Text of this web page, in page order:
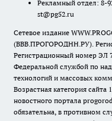
Рекламный отдел: 8-
st@pg52.ru
Сетевое издание
(ВВВ.ПРОГОРОДНН.РУ).
Регистрационный номер ЭЛ
Федеральной службой по
технологий и массовых
Возрастная категория
новостного портала
обязательна, в противном